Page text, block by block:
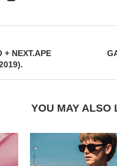
+ NEXT.APE
YOU MAY ALSO